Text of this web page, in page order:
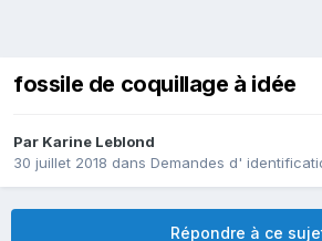
fossile de coquillage à idée
Par Karine Leblond
30 juillet 2018 dans Demandes d'
Répondre à ce